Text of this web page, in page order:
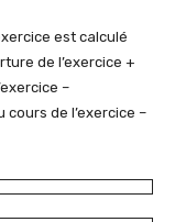
est calculé
de l’exercice +
–
de l’exercice –